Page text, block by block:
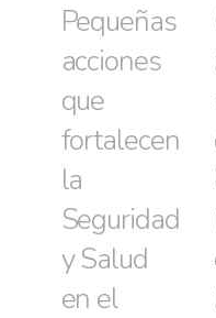
Pequeñas
acciones
que
fortalecen
la
Seguridad
y Salud
en el